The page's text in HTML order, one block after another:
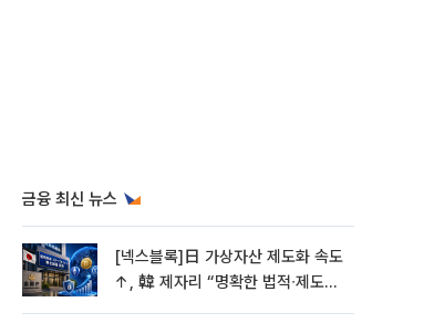
금융 최신 뉴스
[넥스블록]日 가상자산 제도화 속도
↑, 韓 제자리 “명확한 법적∙제도적